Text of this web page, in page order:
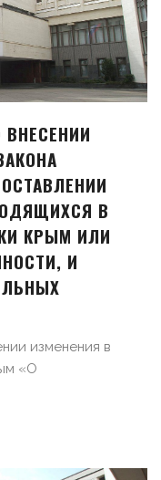
В
КРЫМ ИЛИ
И
изменения в
«О